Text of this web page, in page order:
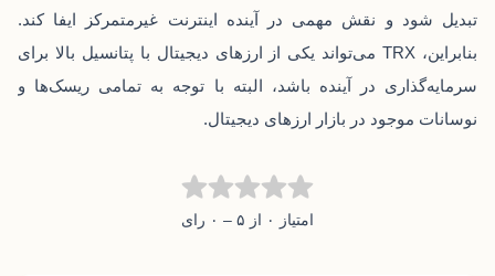
تبدیل شود و نقش مهمی در آینده اینترنت غیرمتمرکز ایفا کند.
بنابراین، TRX می‌تواند یکی از ارزهای دیجیتال با پتانسیل بالا برای
سرمایه‌گذاری در آینده باشد، البته با توجه به تمامی ریسک‌ها و
نوسانات موجود در بازار ارزهای دیجیتال.
امتیاز ۰ از ۵ – ۰ رای